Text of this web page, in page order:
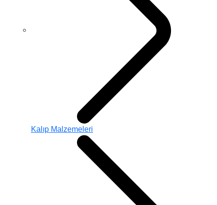
Kalıp Malzemeleri